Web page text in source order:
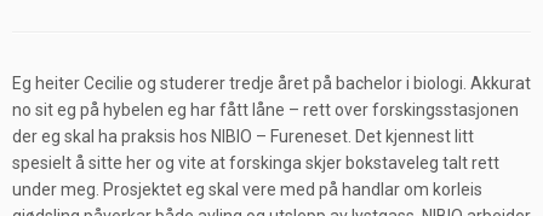
Eg heiter Cecilie og studerer tredje året på bachelor i biologi. Akkurat
no sit eg på hybelen eg har fått låne – rett over forskingsstasjonen
der eg skal ha praksis hos NIBIO – Fureneset. Det kjennest litt
spesielt å sitte her og vite at forskinga skjer bokstaveleg talt rett
under meg. Prosjektet eg skal vere med på handlar om korleis